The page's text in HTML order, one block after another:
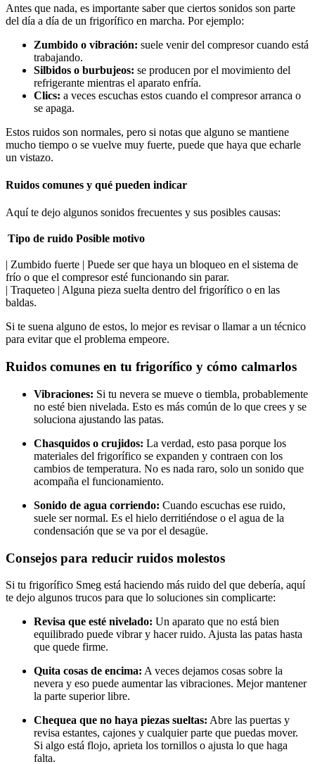
Antes que nada, es importante saber que ciertos sonidos son parte
del día a día de un frigorífico en marcha. Por ejemplo:
Zumbido o vibración: suele venir del compresor cuando está
trabajando.
Silbidos o burbujeos: se producen por el movimiento del
refrigerante mientras el aparato enfría.
Clics: a veces escuchas estos cuando el compresor arranca o
se apaga.
Estos ruidos son normales, pero si notas que alguno se mantiene
mucho tiempo o se vuelve muy fuerte, puede que haya que echarle
un vistazo.
Ruidos comunes y qué pueden indicar
Aquí te dejo algunos sonidos frecuentes y sus posibles causas:
Tipo de ruido Posible motivo
| Zumbido fuerte | Puede ser que haya un bloqueo en el sistema de
frío o que el compresor esté funcionando sin parar.
| Traqueteo | Alguna pieza suelta dentro del frigorífico o en las
baldas.
Si te suena alguno de estos, lo mejor es revisar o llamar a un técnico
para evitar que el problema empeore.
Ruidos comunes en tu frigorífico y cómo calmarlos
Vibraciones: Si tu nevera se mueve o tiembla, probablemente
no esté bien nivelada. Esto es más común de lo que crees y se
soluciona ajustando las patas.
Chasquidos o crujidos: La verdad, esto pasa porque los
materiales del frigorífico se expanden y contraen con los
cambios de temperatura. No es nada raro, solo un sonido que
acompaña el funcionamiento.
Sonido de agua corriendo: Cuando escuchas ese ruido,
suele ser normal. Es el hielo derritiéndose o el agua de la
condensación que se va por el desagüe.
Consejos para reducir ruidos molestos
Si tu frigorífico Smeg está haciendo más ruido del que debería, aquí
te dejo algunos trucos para que lo soluciones sin complicarte:
Revisa que esté nivelado: Un aparato que no está bien
equilibrado puede vibrar y hacer ruido. Ajusta las patas hasta
que quede firme.
Quita cosas de encima: A veces dejamos cosas sobre la
nevera y eso puede aumentar las vibraciones. Mejor mantener
la parte superior libre.
Chequea que no haya piezas sueltas: Abre las puertas y
revisa estantes, cajones y cualquier parte que puedas mover.
Si algo está flojo, aprieta los tornillos o ajusta lo que haga
falta.